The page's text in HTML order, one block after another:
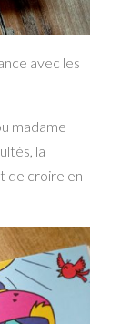
avec les
madame
la
de croire en